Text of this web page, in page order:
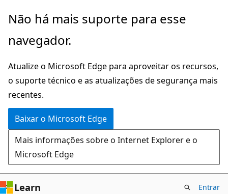
Pular
o
principal
Não há mais suporte para esse
navegador.
Atualize o Microsoft Edge para aproveitar os recursos,
o suporte técnico e as atualizações de segurança mais
recentes.
Baixar o Microsoft Edge
Mais informações sobre o Internet Explorer e o
Microsoft Edge
Learn Entrar